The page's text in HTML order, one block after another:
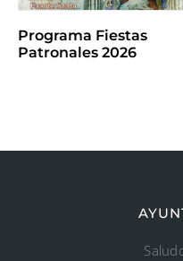
Programa Fiestas
Patronales 2026